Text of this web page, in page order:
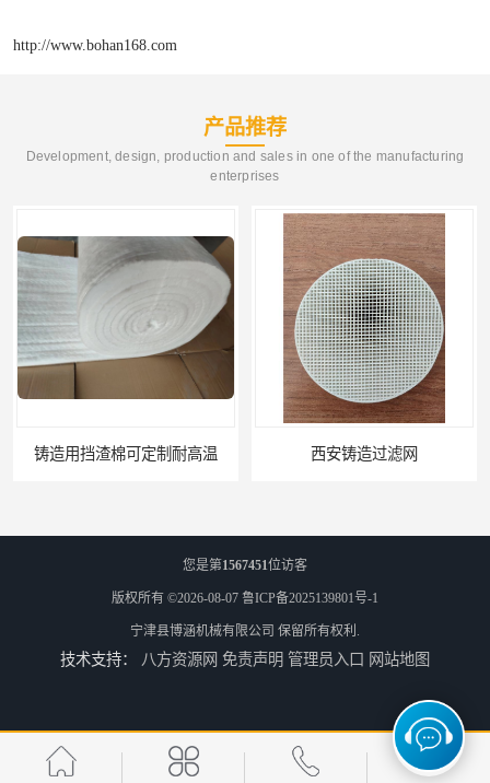
http://www.bohan168.com
产品推荐
Development, design, production and sales in one of the manufacturing
enterprises
可定制耐高温 西安铸造过滤网
延安铸造过滤网 喀什铸造过滤网
您是第1567451位访客
版权所有 ©2026-08-07 鲁ICP备2025139801号-1
宁津县博涵机械有限公司 保留所有权利.
技术支持： 八方资源网 免责声明 管理员入口 网站地图